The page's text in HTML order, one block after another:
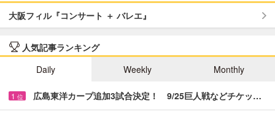
大阪フィル『コンサート ＋ バレエ』
人気記事ランキング
Daily
Weekly Monthly
1 位 広島東洋カープ追加3試合決定！ 9/25巨人戦などチケッ…